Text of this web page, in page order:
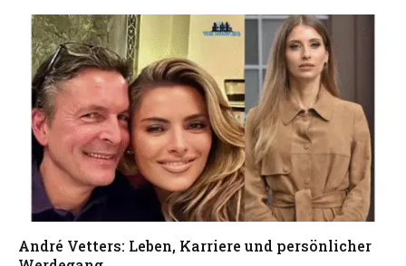
André Vetters: Leben, Karriere und persönlicher